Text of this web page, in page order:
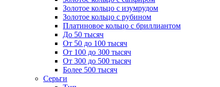
Золотое кольцо с изумрудом
Золотое кольцо с рубином
Платиновое кольцо с бриллиантом
До 50 тысяч
От 50 до 100 тысяч
От 100 до 300 тысяч
От 300 до 500 тысяч
Более 500 тысяч
Серьги